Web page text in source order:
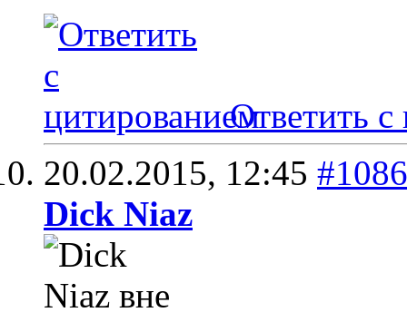
Ответить с
20.02.2015, 12:45 #1086
Dick Niaz